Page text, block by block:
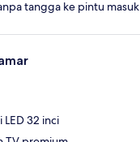
tangga ke pintu masuk
LED 32 inci